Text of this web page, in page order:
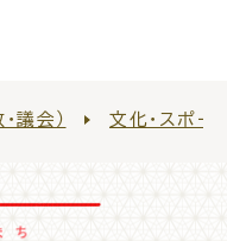
婚・離婚
議会） 文化・スポー